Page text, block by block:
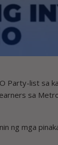
Party-list sa
sa
ng mga